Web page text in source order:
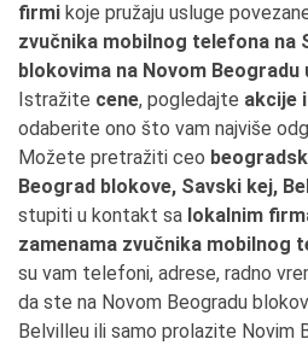
firmi koje pružaju usluge
zvučnika mobilnog telefona na
blokovima na Novom Beogradu
Istražite cene, pogledajte akcije
odaberite ono što vam najviše
Možete pretražiti ceo
Beograd blokove, Savski kej,
stupiti u kontakt sa lokalnim
zamenama zvučnika mobilnog
su vam telefoni, adrese, radno
da ste na Novom Beogradu
Belvilleu ili samo prolazite Novim